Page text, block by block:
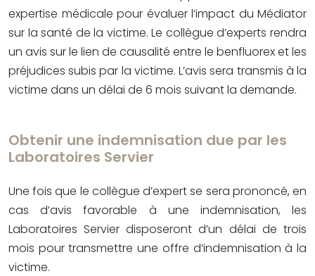
expertise médicale pour évaluer l’impact du Médiator
sur la santé de la victime. Le collègue d’experts rendra
un avis sur le lien de causalité entre le benfluorex et les
préjudices subis par la victime. L’avis sera transmis à la
victime dans un délai de 6 mois suivant la demande.
Obtenir une indemnisation due par les
Laboratoires Servier
Une fois que le collègue d’expert se sera prononcé, en
cas d’avis favorable à une indemnisation, les
Laboratoires Servier disposeront d’un délai de trois
mois pour transmettre une offre d’indemnisation à la
victime.